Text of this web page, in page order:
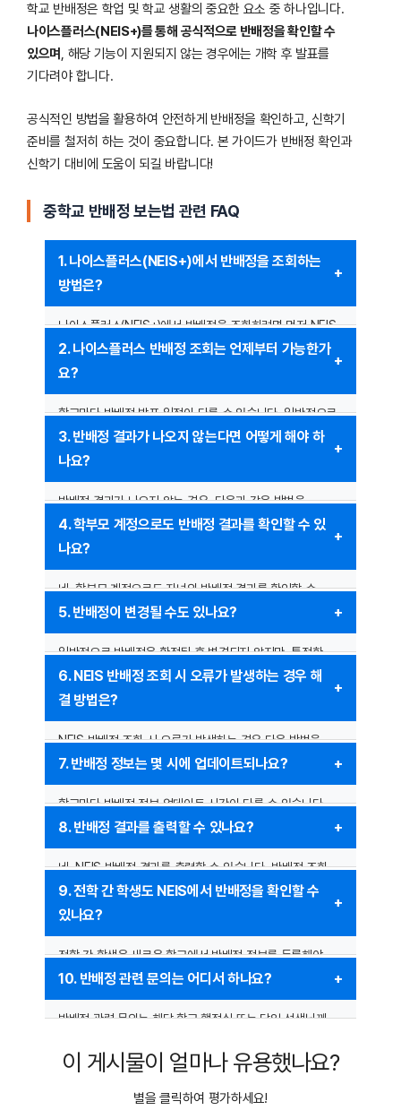
학교 반배정은 학업 및 학교 생활의 중요한 요소 중 하나입니다.
나이스플러스(NEIS+)를 통해 공식적으로 반배정을 확인할 수
있으며 , 해당 기능이 지원되지 않는 경우에는 개학 후 발표를
기다려야 합니다.
공식적인 방법을 활용하여 안전하게 반배정을 확인하고, 신학기
준비를 철저히 하는 것이 중요합니다. 본 가이드가 반배정 확인과
신학기 대비에 도움이 되길 바랍니다!
중학교 반배정 보는법 관련 FAQ
1. 나이스플러스(NEIS+)에서 반배정을 조회하는
방법은?
나이스플러스(NEIS+)에서 반배정을 조회하려면 먼저 NEIS
공식 웹사이트(www.neis.go.kr)에 접속해야 합니다.
로그인 후 학생 또는 학부모 계정으로 접속하여 ‘학급배정’
정확한 절차는 학교마다 다를 수 있으므로, 각 학교에서
제공하는 가이드를 참고하는 것이 좋습니다.
2. 나이스플러스 반배정 조회는 언제부터 가능한가
요?
학교마다 반배정 발표 일정이 다를 수 있습니다. 일반적으로
학년 초(1~2월) 또는 학기 시작 직전(8~9월)에 반배정
결과가 업데이트됩니다. 일부 학교는 학급 구성 확정 후
공지를 확인하거나 담임 선생님께 문의하는 것이 좋습니다.
3. 반배정 결과가 나오지 않는다면 어떻게 해야 하
나요?
반배정 결과가 나오지 않는 경우, 다음과 같은 방법을
시도해볼 수 있습니다:
– NEIS 시스템이 업데이트되는 동안 일시적으로 결과가
보세요.
– 로그인 정보를 다시 확인하고 올바른 계정으로 접속했는지
– 학교에서 아직 반배정을 입력하지 않았을 수도 있으므로,
4. 학부모 계정으로도 반배정 결과를 확인할 수 있
나요?
네, 학부모 계정으로도 자녀의 반배정 결과를 확인할 수
있습니다. NEIS에 학부모 계정으로 로그인한 후, ‘자녀 학급
통해 학부모에게 반배정 결과를 안내하기도 합니다.
5. 반배정이 변경될 수도 있나요?
일반적으로 반배정은 확정된 후 변경되지 않지만, 특정한
사유(전학, 특별 요청, 오류 수정 등)로 인해 예외적으로
변경될 수 있습니다. 반배정 변경을 원한다면 학교
6. NEIS 반배정 조회 시 오류가 발생하는 경우 해
결 방법은?
NEIS 반배정 조회 시 오류가 발생하는 경우 다음 방법을
시도해 보세요:
시도해 보세요.
– 브라우저 캐시를 삭제한 후 새로고침하여 확인하세요.
– 여전히 문제가 발생하면 학교 행정실에 문의하여 해결
방법을 확인하세요.
7. 반배정 정보는 몇 시에 업데이트되나요?
학교마다 반배정 정보 업데이트 시간이 다를 수 있습니다.
보통 오전 9시에서 오후 6시 사이에 정보가 공개되며, 일부
통보하기도 합니다.
8. 반배정 결과를 출력할 수 있나요?
네, NEIS 반배정 결과를 출력할 수 있습니다. 반배정 조회
후, 브라우저에서 ‘인쇄’ 기능을 사용하여 출력하거나,
캡처하여 저장하는 방법이 있습니다. 일부 학교는 공식
방법입니다.
9. 전학 간 학생도 NEIS에서 반배정을 확인할 수
있나요?
전학 간 학생은 새로운 학교에서 반배정 정보를 등록해야
조회할 수 있습니다. 이전 학교 계정으로는 반배정 결과를
확인해야 합니다.
10. 반배정 관련 문의는 어디서 하나요?
반배정 관련 문의는 해당 학교 행정실 또는 담임 선생님께
홈페이지에 반배정 관련 공지가 올라오는 경우가 많으므로
이 게시물이 얼마나 유용했나요?
별을 클릭하여 평가하세요!